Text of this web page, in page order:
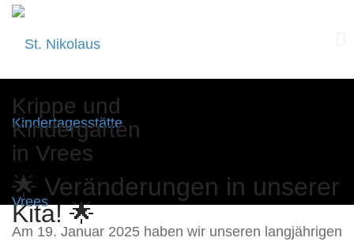
Krippe und
Kindergarten
in Vrees
to
content
🌟 Veränderungen in unserer
Kita! 🌟
Am 19. Januar 2025 haben wir unseren langjährigen